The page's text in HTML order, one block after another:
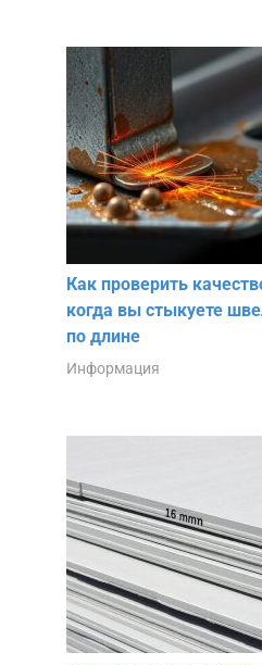
Как проверить
когда вы стыкуете
по длине
Информация